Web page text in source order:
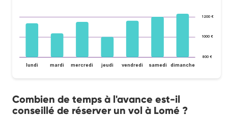
800 €
1 000 €
1 200 €
lundi mardi mercredi jeudi vendredi samedi dimanche
Combien de temps à l'avance est-il
conseillé de réserver un vol à Lomé ?